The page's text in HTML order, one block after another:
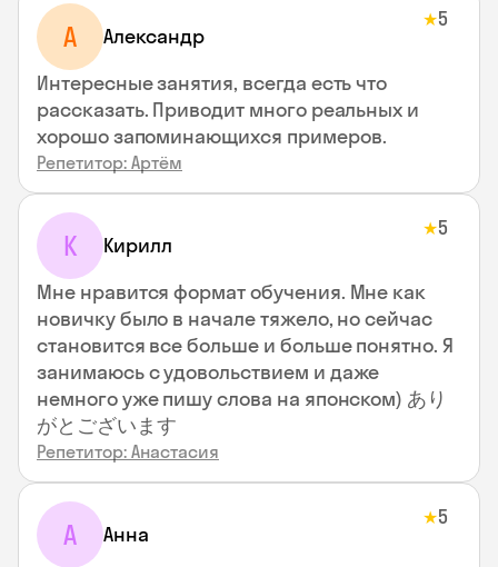
А Александр
★5
Интересные занятия, всегда есть что
рассказать. Приводит много реальных и
хорошо запоминающихся примеров.
Репетитор: Артём
К Кирилл
★5
Мне нравится формат обучения. Мне как
новичку было в начале тяжело, но сейчас
становится все больше и больше понятно. Я
занимаюсь с удовольствием и даже
немного уже пишу слова на японском) あり
がとございます
Репетитор: Анастасия
А Анна
★5